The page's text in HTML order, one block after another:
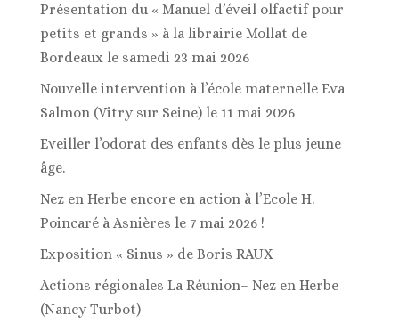
Présentation du « Manuel d’éveil olfactif pour
petits et grands » à la librairie Mollat de
Bordeaux le samedi 23 mai 2026
Nouvelle intervention à l’école maternelle Eva
Salmon (Vitry sur Seine) le 11 mai 2026
Eveiller l’odorat des enfants dès le plus jeune
âge.
Nez en Herbe encore en action à l’Ecole H.
Poincaré à Asnières le 7 mai 2026 !
Exposition « Sinus » de Boris RAUX
Actions régionales La Réunion– Nez en Herbe
(Nancy Turbot)